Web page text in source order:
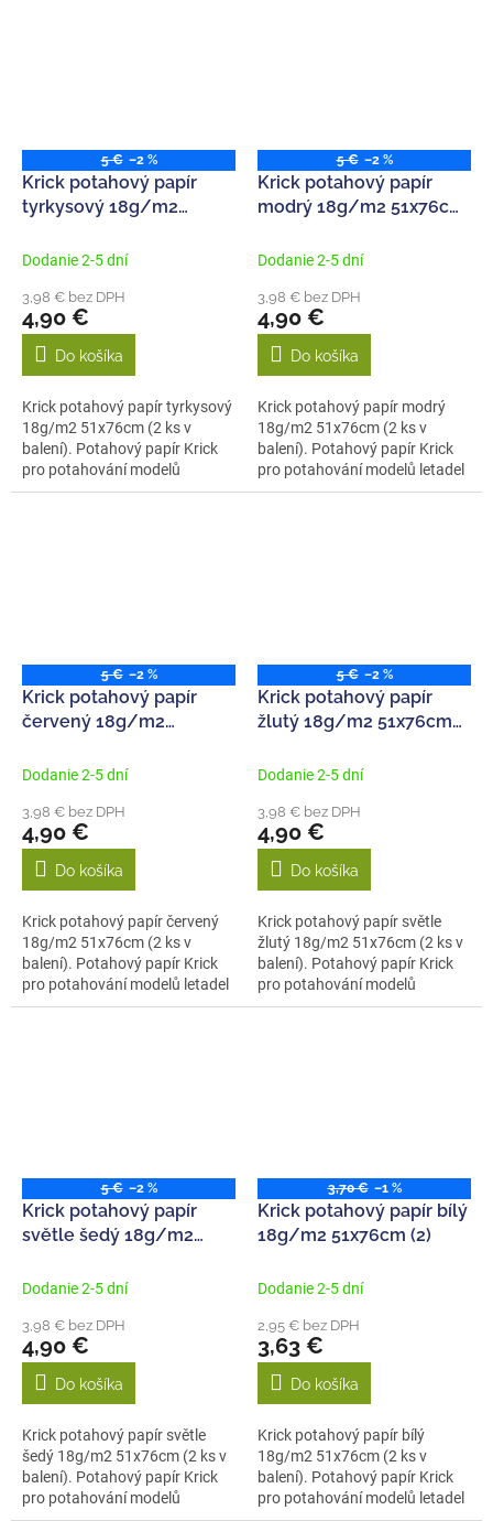
5 € –2 %
Krick potahový papír
tyrkysový 18g/m2
Dodanie 2-5 dní
3,98 € bez DPH
4,90 €
Do košíka
Krick potahový papír tyrkysový
18g/m2 51x76cm (2 ks v
balení). Potahový papír Krick
pro potahování modelů
letadel...
5 € –2 %
Krick potahový papír
modrý 18g/m2 51x76cm
Dodanie 2-5 dní
3,98 € bez DPH
4,90 €
Do košíka
Krick potahový papír modrý
18g/m2 51x76cm (2 ks v
balení). Potahový papír Krick
pro potahování modelů letadel
jsou k...
5 € –2 %
Krick potahový papír
červený 18g/m2
Dodanie 2-5 dní
3,98 € bez DPH
4,90 €
Do košíka
Krick potahový papír červený
18g/m2 51x76cm (2 ks v
balení). Potahový papír Krick
pro potahování modelů letadel
jsou...
5 € –2 %
Krick potahový papír
žlutý 18g/m2 51x76cm
Dodanie 2-5 dní
3,98 € bez DPH
4,90 €
Do košíka
Krick potahový papír světle
žlutý 18g/m2 51x76cm (2 ks v
balení). Potahový papír Krick
pro potahování modelů
letadel...
5 € –2 %
Krick potahový papír
světle šedý 18g/m2
Dodanie 2-5 dní
3,98 € bez DPH
4,90 €
Do košíka
Krick potahový papír světle
šedý 18g/m2 51x76cm (2 ks v
balení). Potahový papír Krick
pro potahování modelů
3,70 € –1 %
Krick potahový papír bílý
18g/m2 51x76cm (2)
Dodanie 2-5 dní
2,95 € bez DPH
3,63 €
Do košíka
Krick potahový papír bílý
18g/m2 51x76cm (2 ks v
balení). Potahový papír Krick
pro potahování modelů letadel